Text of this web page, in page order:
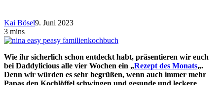
Kai Bösel9. Juni 2023
3 mins
Wie ihr sicherlich schon entdeckt habt, präsentieren wir euch
bei Daddylicious alle vier Wochen ein „Rezept des Monats„.
Denn wir würden es sehr begrüßen, wenn auch immer mehr
Papas den Kochlöffel schwingen und gesunde und leckere